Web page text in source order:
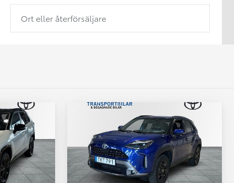
Ort eller återförsäljare